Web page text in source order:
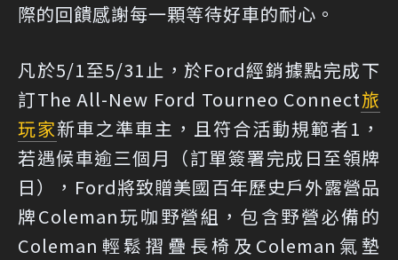
際的回饋感謝每一顆等待好車的耐心。
凡於5/1至5/31止，於Ford經銷據點完成下
訂The All-New Ford Tourneo Connect旅
玩家新車之準車主，且符合活動規範者1，
若遇候車逾三個月（訂單簽署完成日至領牌
日），Ford將致贈美國百年歷史戶外露營品
牌Coleman玩咖野營組，包含野營必備的
Coleman輕鬆摺疊長椅及Coleman氣墊